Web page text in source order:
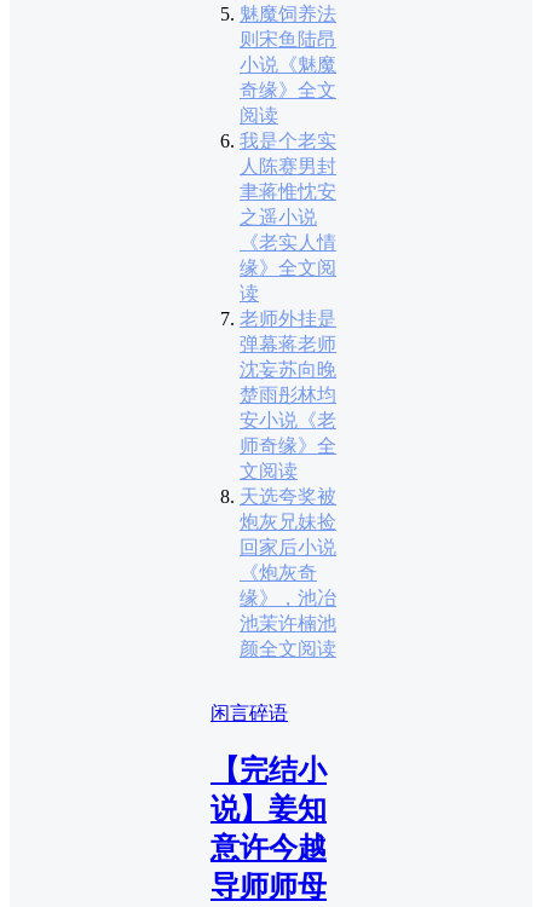
魅魔饲养法
则宋鱼陆昂
小说《魅魔
奇缘》全文
阅读
我是个老实
人陈赛男封
聿蒋惟忱安
之遥小说
《老实人情
缘》全文阅
读
老师外挂是
弹幕蒋老师
沈妄苏向晚
楚雨彤林均
安小说《老
师奇缘》全
文阅读
天选夸奖被
炮灰兄妹捡
回家后小说
《炮灰奇
缘》，池冶
池茉许楠池
颜全文阅读
闲言碎语
【完结小
说】姜知
意许今越
导师师母